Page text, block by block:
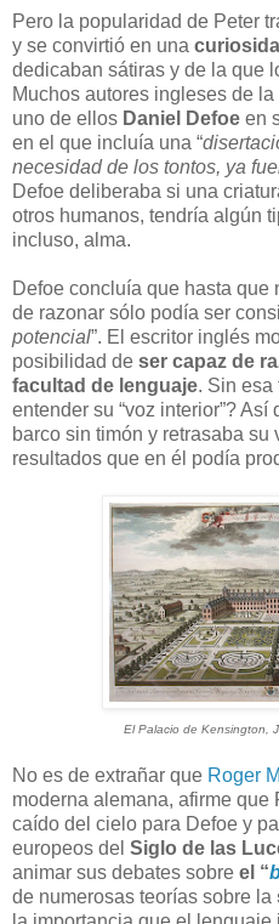
Pero la popularidad de Peter
y se convirtió en una
dedicaban sátiras y de la que
Muchos autores ingleses de
uno de ellos Daniel Defoe en
en el que incluía una “
necesidad de los tontos, ya
Defoe deliberaba si una
otros humanos, tendría algún
incluso, alma.
Defoe concluía que hasta que
de razonar sólo podía ser
potencial”. El escritor inglés
posibilidad de ser capaz de
facultad de lenguaje. Sin esa
entender su “voz interior”?
barco sin timón y retrasaba
resultados que en él podía
El Palacio de Kensington,
No es de extrañar que Roger
moderna alemana, afirme que
caído del cielo para Defoe y
europeos del Siglo de las
animar sus debates sobre el “
de numerosas teorías sobre la